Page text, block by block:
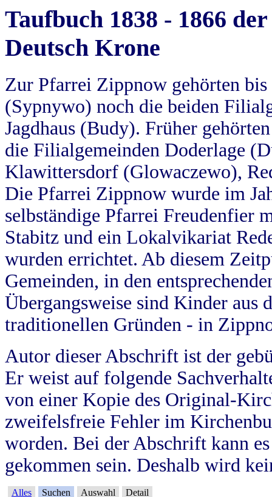
Taufbuch 1838 - 1866
Deutsch Krone
Zur Pfarrei Zippnow gehörten
(Sypnywo) noch die beiden
Jagdhaus (Budy). Früher
die Filialgemeinden Doderlage
Klawittersdorf (Glowaczewo),
Die Pfarrei Zippnow wurde im
selbständige Pfarrei Freudenfier
Stabitz und ein Lokalvikariat
wurden errichtet. Ab diesem
Gemeinden, in den
Übergangsweise sind Kinder aus
traditionellen Gründen - in
Autor dieser Abschrift ist der
Er weist auf folgende
von einer Kopie des Original-
zweifelsfreie Fehler im
worden. Bei der Abschrift kann
gekommen sein. Deshalb wird
Alles Suchen Auswahl Detail